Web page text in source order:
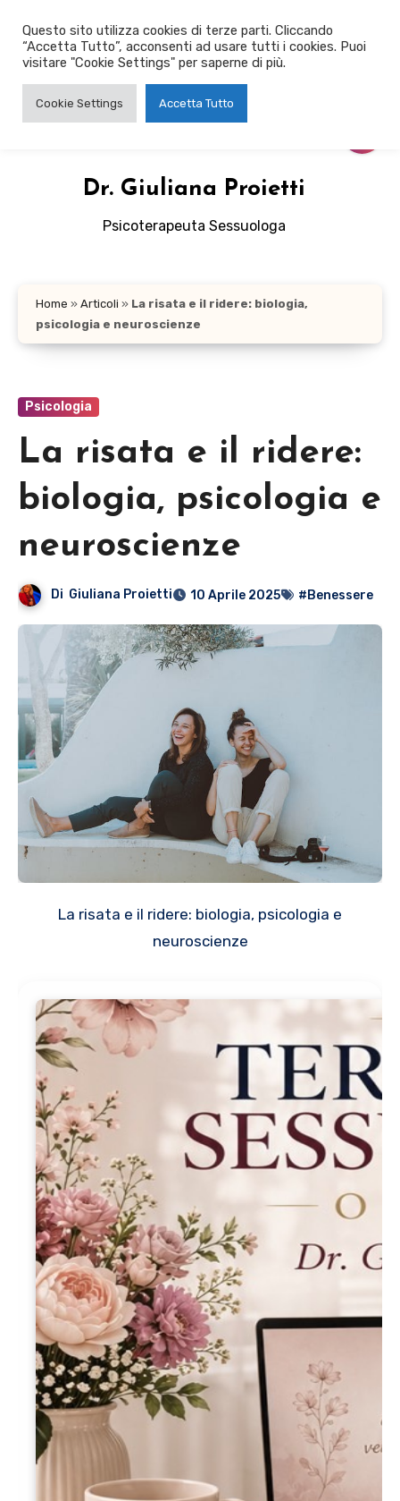
contenuto
Dr. Giuliana Proietti
Psicoterapeuta Sessuologa
Home » Articoli » La risata e il ridere: biologia,
psicologia e neuroscienze
Psicologia
La risata e il ridere:
biologia, psicologia e
neuroscienze
Di Giuliana Proietti 10 Aprile 2025 #Benessere
La risata e il ridere: biologia, psicologia e
neuroscienze
Questo sito utilizza cookies di terze parti. Cliccando
“Accetta Tutto”, acconsenti ad usare tutti i cookies. Puoi
visitare "Cookie Settings" per saperne di più.
Cookie Settings Accetta Tutto